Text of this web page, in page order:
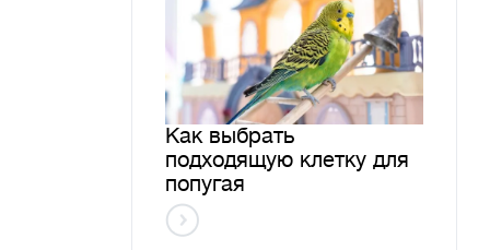
Как выбрать
подходящую клетку для
попугая